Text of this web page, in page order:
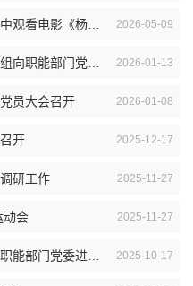
2026-05-09
电影《杨善洲》
2026-01-13
党委反馈巡察情况
2026-01-08
员大会召开
2025-12-17
开
2025-11-27
研工作
2025-11-27
动会
2025-10-17
党委进驻动员会